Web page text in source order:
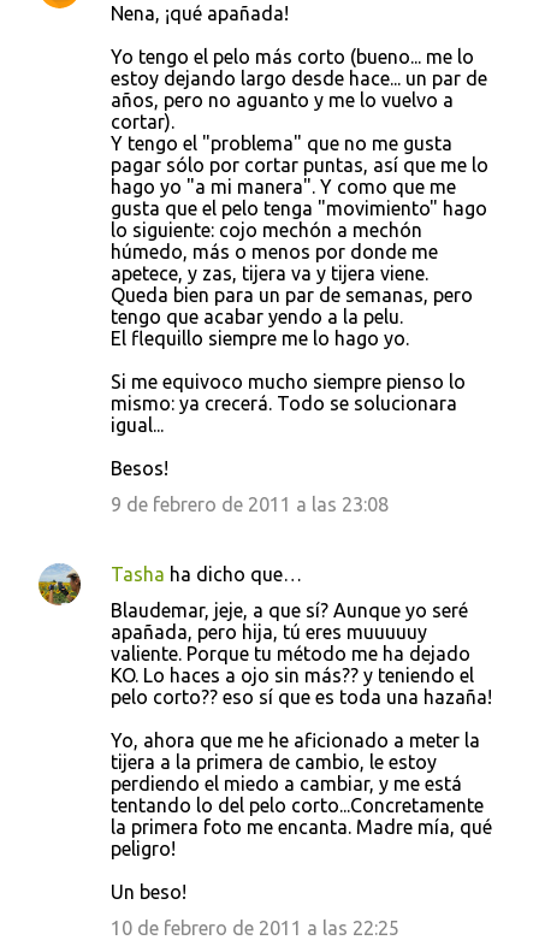
Nena, ¡qué apañada!
Yo tengo el pelo más corto (bueno... me lo
estoy dejando largo desde hace... un par de
años, pero no aguanto y me lo vuelvo a
cortar).
Y tengo el "problema" que no me gusta
pagar sólo por cortar puntas, así que me lo
hago yo "a mi manera". Y como que me
gusta que el pelo tenga "movimiento" hago
lo siguiente: cojo mechón a mechón
húmedo, más o menos por donde me
apetece, y zas, tijera va y tijera viene.
Queda bien para un par de semanas, pero
tengo que acabar yendo a la pelu.
El flequillo siempre me lo hago yo.
Si me equivoco mucho siempre pienso lo
mismo: ya crecerá. Todo se solucionara
igual...
Besos!
9 de febrero de 2011 a las 23:08
Tasha ha dicho que…
Blaudemar, jeje, a que sí? Aunque yo seré
apañada, pero hija, tú eres muuuuuy
valiente. Porque tu método me ha dejado
KO. Lo haces a ojo sin más?? y teniendo el
pelo corto?? eso sí que es toda una hazaña!
Yo, ahora que me he aficionado a meter la
tijera a la primera de cambio, le estoy
perdiendo el miedo a cambiar, y me está
tentando lo del pelo corto...Concretamente
la primera foto me encanta. Madre mía, qué
peligro!
Un beso!
10 de febrero de 2011 a las 22:25